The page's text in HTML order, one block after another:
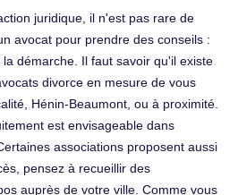
juridique, il n'est pas rare de
avocat pour prendre des conseils :
démarche. Il faut savoir qu'il existe
divorce en mesure de vous
Hénin-Beaumont, ou à proximité.
est envisageable dans
associations proposent aussi
pensez à recueillir des
auprès de votre ville. Comme vous